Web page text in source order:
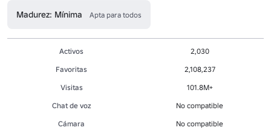
Madurez: Mínima Apta para todos
Activos
2,030
Favoritas
2,108,237
Visitas
101.8M+
Chat de voz
No compatible
Cámara
No compatible